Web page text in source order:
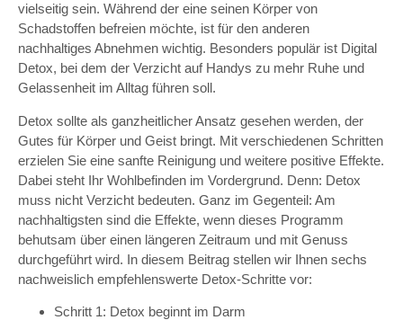
vielseitig sein. Während der eine seinen Körper von
Schadstoffen befreien möchte, ist für den anderen
nachhaltiges Abnehmen wichtig. Besonders populär ist Digital
Detox, bei dem der Verzicht auf Handys zu mehr Ruhe und
Gelassenheit im Alltag führen soll.
Detox sollte als ganzheitlicher Ansatz gesehen werden, der
Gutes für Körper und Geist bringt. Mit verschiedenen Schritten
erzielen Sie eine sanfte Reinigung und weitere positive Effekte.
Dabei steht Ihr Wohlbefinden im Vordergrund. Denn: Detox
muss nicht Verzicht bedeuten. Ganz im Gegenteil: Am
nachhaltigsten sind die Effekte, wenn dieses Programm
behutsam über einen längeren Zeitraum und mit Genuss
durchgeführt wird. In diesem Beitrag stellen wir Ihnen sechs
nachweislich empfehlenswerte Detox-Schritte vor:
Schritt 1: Detox beginnt im Darm